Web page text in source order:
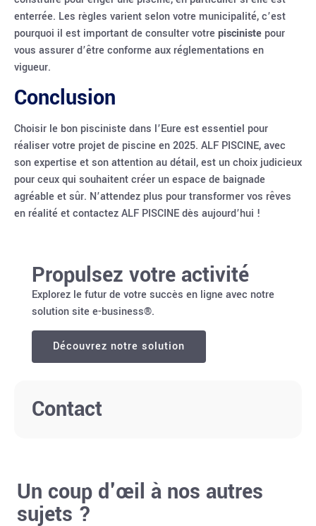
enterrée. Les règles varient selon votre municipalité, c’est
pourquoi il est important de consulter votre pisciniste pour
vous assurer d’être conforme aux réglementations en
vigueur.
Conclusion
Choisir le bon pisciniste dans l’Eure est essentiel pour
réaliser votre projet de piscine en 2025. ALF PISCINE, avec
son expertise et son attention au détail, est un choix judicieux
pour ceux qui souhaitent créer un espace de baignade
agréable et sûr. N’attendez plus pour transformer vos rêves
en réalité et contactez ALF PISCINE dès aujourd’hui !
Propulsez votre activité
Explorez le futur de votre succès en ligne avec notre
solution site e-business®.
Découvrez notre solution
Contact
Un coup d'œil à nos autres
sujets ?